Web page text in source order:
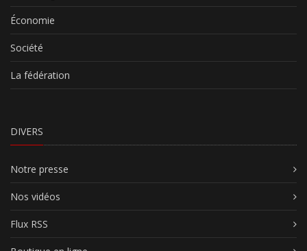
Économie
Société
La fédération
DIVERS
Notre presse
Nos vidéos
Flux RSS